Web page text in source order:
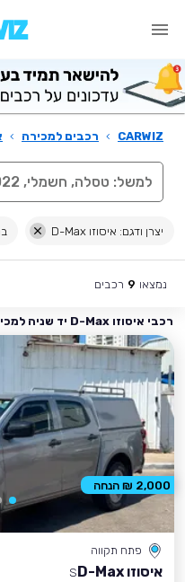
CARWIZ
› רכבים למכירה ›
יצרן ודגם: איסוזו D-Max
נמצאו 9 רכבים
רכבי איסוזו D-Max יד שניה למכירה בסביבת חולון
פתח תקווה
איסוזו D-Max
S
2,000 ₪ הנחה